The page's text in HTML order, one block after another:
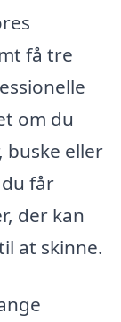
få tre
om du
eller
får
der kan
at skinne.